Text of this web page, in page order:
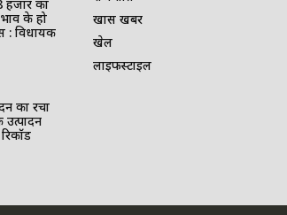
हजार का
के हो
: विधायक
का रचा
उत्पादन
खास खबर
खेल
लाइफस्टाइल